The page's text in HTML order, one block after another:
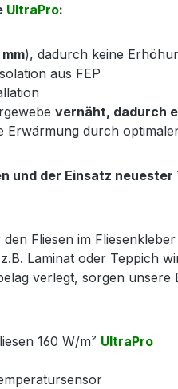
UltraPro:
), dadurch keine
aus FEP
vernäht, dadurch
Erwärmung durch
und der Einsatz
Fliesen im
Laminat oder Teppich
verlegt, sorgen
160 W/m² UltraPro